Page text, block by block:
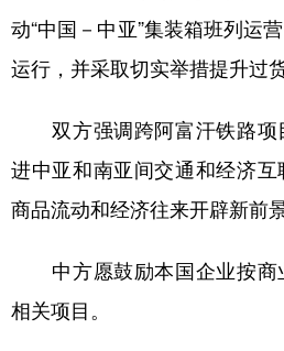
动“中国－中亚”集装箱班列运
运行，并采取切实举措提升过货
双方强调跨阿富汗铁路项
进中亚和南亚间交通和经济
商品流动和经济往来开辟新前景
中方愿鼓励本国企业按商
相关项目。